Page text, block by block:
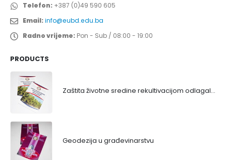
Telefon: +387 (0)49 590 605
Email:info@eubd.edu.ba
Radno vrijeme: Pon - Sub / 08:00 - 19:00
PRODUCTS
Zaštita životne sredine rekultivacijom odlagališta
Geodezija u građevinarstvu